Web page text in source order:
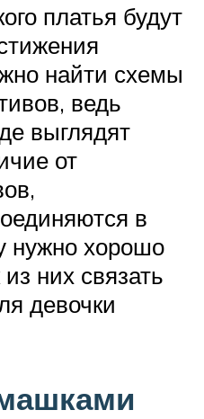
платья будут
найти схемы
ведь
выглядят
от
в
нужно хорошо
них связать
девочки